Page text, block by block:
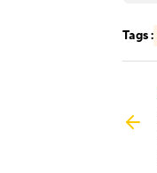
Tags :